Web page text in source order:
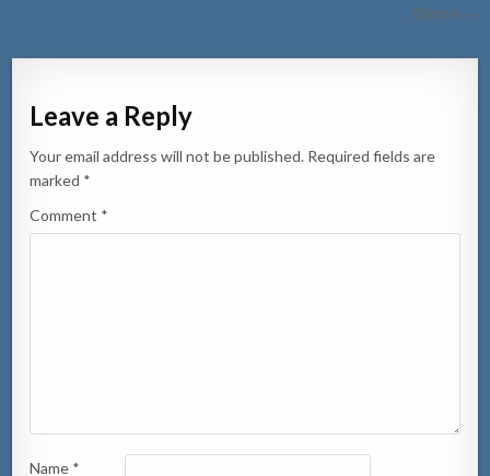
Blanco →
Leave a Reply
Your email address will not be published. Required fields are
marked *
Comment *
Name *